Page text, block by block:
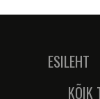
ESILEHT
KÕIK